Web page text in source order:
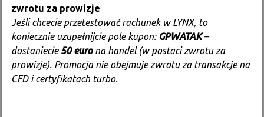
zwrotu za prowizje
Jeśli chcecie przetestować rachunek w LYNX, to
koniecznie uzupełnijcie pole kupon: GPWATAK–
dostaniecie 50 eurona handel (w postaci zwrotu za
prowizje). Promocja nie obejmuje zwrotu za transakcje na
CFD i certyfikatach turbo.